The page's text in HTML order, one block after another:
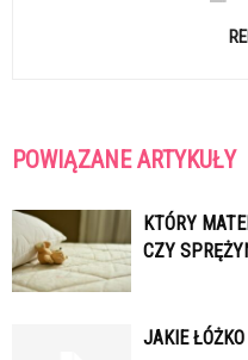
POWIĄZANE ARTYKUŁY
KTÓRY
CZY
JAKIE